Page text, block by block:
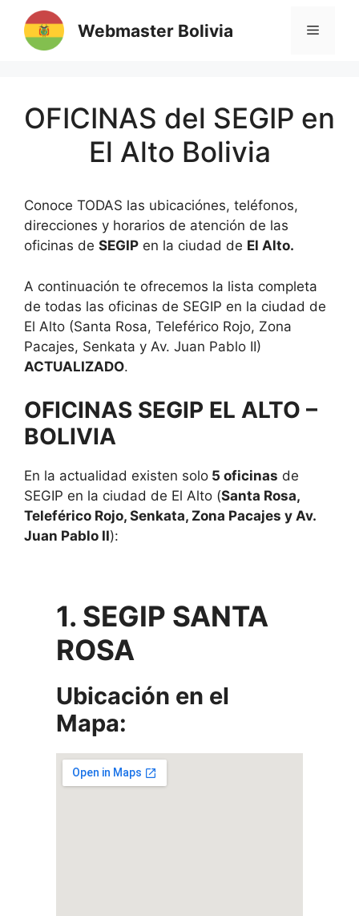
Saltar
contenido
Webmaster Bolivia MENÚ
OFICINAS del SEGIP en
El Alto Bolivia
Conoce TODAS las ubicaciónes, teléfonos,
direcciones y horarios de atención de las
oficinas de SEGIP en la ciudad de El Alto.
A continuación te ofrecemos la lista completa
de todas las oficinas de SEGIP en la ciudad de
El Alto (Santa Rosa, Teleférico Rojo, Zona
Pacajes, Senkata y Av. Juan Pablo II)
ACTUALIZADO.
OFICINAS SEGIP EL ALTO –
BOLIVIA
En la actualidad existen solo 5 oficinas de
SEGIP en la ciudad de El Alto (Santa Rosa,
Teleférico Rojo, Senkata, Zona Pacajes y Av.
Juan Pablo II):
1. SEGIP SANTA
ROSA
Ubicación en el
Mapa: